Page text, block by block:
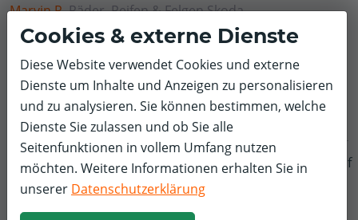
Marvin R.Räder, Reifen & FelgenSkoda
5,0/5
Schnell und unkompliziert, freundliche Angestellte,
gerne wieder.
Cookies & externe Dienste
Diese Website verwendet Cookies und externe
Dienste um Inhalte und Anzeigen zu personalisieren
und zu analysieren. Sie können bestimmen, welche
Dienste Sie zulassen und ob Sie alle
Seitenfunktionen in vollem Umfang nutzen
möchten. Weitere Informationen erhalten Sie in
unserer Datenschutzerklärung
f